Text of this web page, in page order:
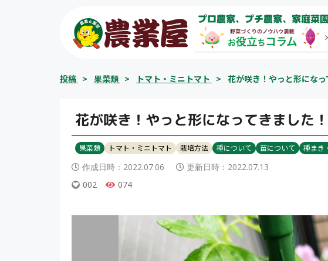
プロ農家、プチ農家、家庭菜
投稿 > 果菜類 > トマト・ミニトマト > 花が咲き！やっと形になっ
花が咲き！やっと形になってきました！
果菜類 トマト・ミニトマト 栽培方法 種について 苗について 種まき
作成日時： 2022.07.06 更新日時： 2022.07.13
002
074